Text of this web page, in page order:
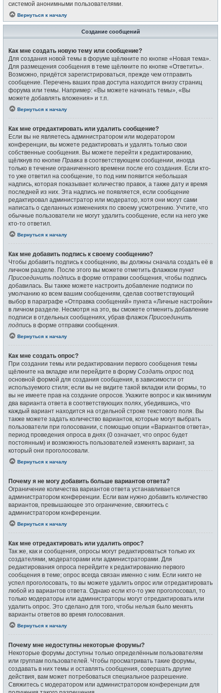
системой анонимными пользователями.
Вернуться к началу
Создание сообщений
Как мне создать новую тему или сообщение?
Для создания новой темы в форуме щёлкните по кнопке «Новая тема».
Для размещения сообщения в теме щёлкните по кнопке «Ответить».
Возможно, придётся зарегистрироваться, прежде чем отправить
сообщение. Перечень ваших прав доступа находится внизу страниц
форума или темы. Например: «Вы можете начинать темы», «Вы
можете добавлять вложения» и т.п.
Вернуться к началу
Как мне отредактировать или удалить сообщение?
Если вы не являетесь администратором или модератором
конференции, вы можете редактировать и удалять только свои
собственные сообщения. Вы можете перейти к редактированию,
щёлкнув по кнопке Правка в соответствующем сообщении, иногда
только в течение ограниченного времени после его создания. Если кто-
то уже ответил на сообщение, то под ним появится небольшая
надпись, которая показывает количество правок, а также дату и время
последней из них. Эта надпись не появляется, если сообщение
редактировал администратор или модератор, хотя они могут сами
написать о сделанных изменениях по своему усмотрению. Учтите, что
обычные пользователи не могут удалить сообщение, если на него уже
кто-то ответил.
Вернуться к началу
Как мне добавить подпись к своему сообщению?
Чтобы добавить подпись к сообщению, вы должны сначала создать её в
личном разделе. После этого вы можете отметить флажком пункт
Присоединить подпись в форме отправки сообщения, чтобы подпись
добавилась. Вы также можете настроить добавление подписи по
умолчанию ко всем вашим сообщениям, сделав соответствующий
выбор в параграфе «Отправка сообщений» пункта «Личные настройки»
в личном разделе. Несмотря на это, вы сможете отменить добавление
подписи в отдельных сообщениях, убрав флажок Присоединить
подпись в форме отправки сообщения.
Вернуться к началу
Как мне создать опрос?
При создании темы или редактировании первого сообщения темы
щёлкните на вкладке или перейдите в форму Создать опрос под
основной формой для создания сообщения, в зависимости от
используемого стиля; если вы не видите такой вкладки или формы, то
вы не имеете прав на создание опросов. Укажите вопрос и как минимум
два варианта ответа в соответствующих полях, убедившись, что
каждый вариант находится на отдельной строке текстового поля. Вы
также можете задать количество вариантов, которые могут выбрать
пользователи при голосовании, с помощью опции «Вариантов ответа»,
период проведения опроса в днях (0 означает, что опрос будет
постоянным) и возможность пользователей изменять вариант, за
который они проголосовали.
Вернуться к началу
Почему я не могу добавить больше вариантов ответа?
Ограничение количества вариантов ответа устанавливается
администратором конференции. Если вам нужно добавить количество
вариантов, превышающее это ограничение, свяжитесь с
администратором конференции.
Вернуться к началу
Как мне отредактировать или удалить опрос?
Так же, как и сообщения, опросы могут редактироваться только их
создателями, модераторами или администраторами. Для
редактирования опроса перейдите к редактированию первого
сообщения в теме; опрос всегда связан именно с ним. Если никто не
успел проголосовать, то вы можете удалить опрос или отредактировать
любой из вариантов ответа. Однако если кто-то уже проголосовал, то
только модераторы или администраторы могут отредактировать или
удалить опрос. Это сделано для того, чтобы нельзя было менять
варианты ответов во время голосования.
Вернуться к началу
Почему мне недоступны некоторые форумы?
Некоторые форумы доступны только определённым пользователям
или группам пользователей. Чтобы просматривать такие форумы,
создавать в них темы и оставлять сообщения, совершать другие
действия, вам может потребоваться специальное разрешение.
Свяжитесь с модератором или администратором конференции для